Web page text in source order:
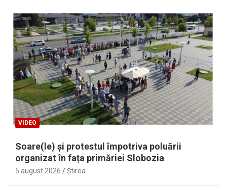
VIDEO
Soare(le) și protestul împotriva poluării
organizat în fața primăriei Slobozia
5 august 2026 Ştirea